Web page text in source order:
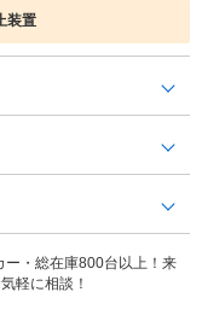
装置
ー・総在庫800台以上！来
軽に相談！